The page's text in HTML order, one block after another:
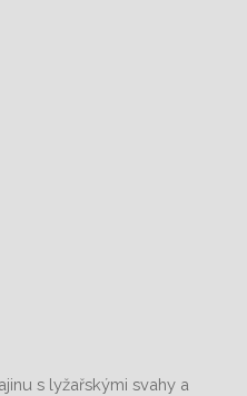
s lyžařskými svahy a